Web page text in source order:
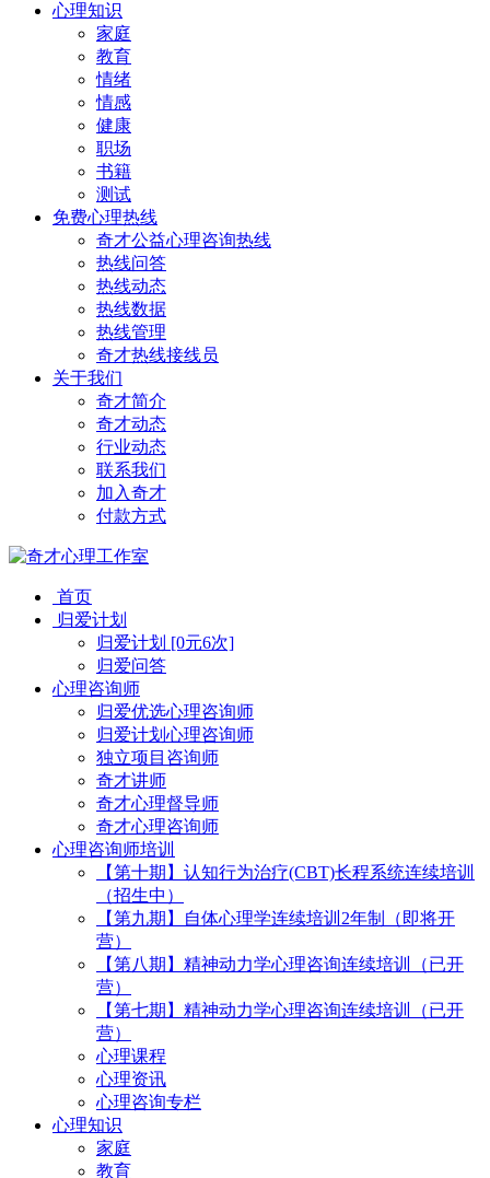
心理知识
家庭
教育
情绪
情感
健康
职场
书籍
测试
免费心理热线
奇才公益心理咨询热线
热线问答
热线动态
热线数据
热线管理
奇才热线接线员
关于我们
奇才简介
奇才动态
行业动态
联系我们
加入奇才
付款方式
首页
归爱计划
归爱计划 [0元6次]
归爱问答
心理咨询师
归爱优选心理咨询师
归爱计划心理咨询师
独立项目咨询师
奇才讲师
奇才心理督导师
奇才心理咨询师
心理咨询师培训
【第十期】认知行为治疗(CBT)长程系统连续培训
（招生中）
【第九期】自体心理学连续培训2年制（即将开
营）
【第八期】精神动力学心理咨询连续培训（已开
营）
【第七期】精神动力学心理咨询连续培训（已开
营）
心理课程
心理资讯
心理咨询专栏
心理知识
家庭
教育